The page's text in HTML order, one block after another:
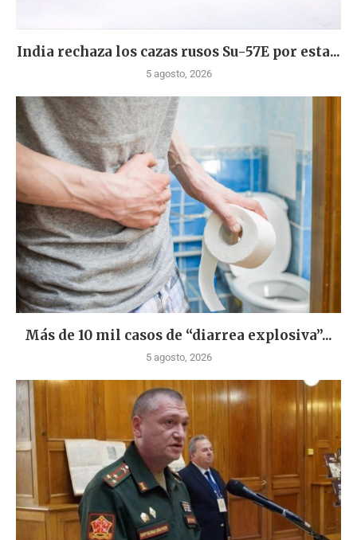
India rechaza los cazas rusos Su-57E por esta...
5 agosto, 2026
Más de 10 mil casos de “diarrea explosiva”...
5 agosto, 2026